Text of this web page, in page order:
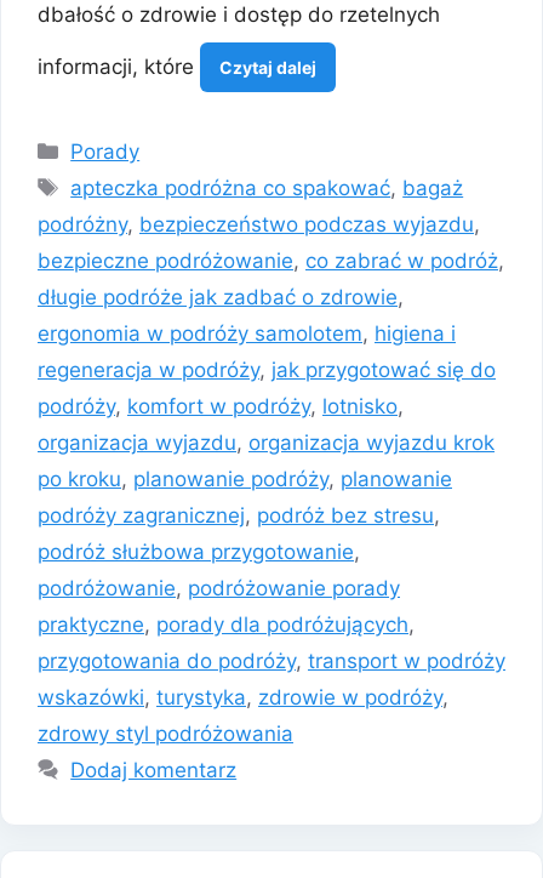
dbałość o zdrowie i dostęp do rzetelnych
informacji, które Czytaj dalej
Kategorie
Porady
Tagi
apteczka podróżna co spakować, bagaż
podróżny, bezpieczeństwo podczas wyjazdu,
bezpieczne podróżowanie, co zabrać w podróż,
długie podróże jak zadbać o zdrowie,
ergonomia w podróży samolotem, higiena i
regeneracja w podróży, jak przygotować się do
podróży, komfort w podróży, lotnisko,
organizacja wyjazdu, organizacja wyjazdu krok
po kroku, planowanie podróży, planowanie
podróży zagranicznej, podróż bez stresu,
podróż służbowa przygotowanie,
podróżowanie, podróżowanie porady
praktyczne, porady dla podróżujących,
przygotowania do podróży, transport w podróży
wskazówki, turystyka, zdrowie w podróży,
zdrowy styl podróżowania
Dodaj komentarz